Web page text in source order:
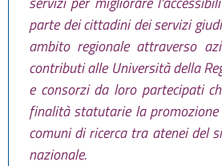
parte dei cittadini dei servizi
ambito regionale attraverso
contributi alle Università della
e consorzi da loro partecipati
finalità statutarie la
comuni di ricerca tra atenei del
nazionale.